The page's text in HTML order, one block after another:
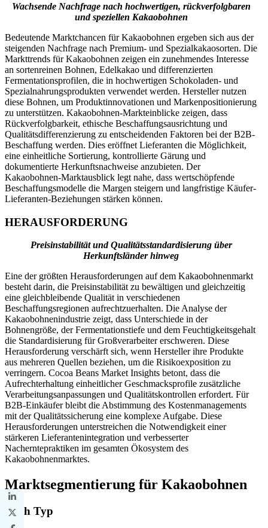
Wachsende Nachfrage nach hochwertigen, rückverfolgbaren
und speziellen Kakaobohnen
Bedeutende Marktchancen für Kakaobohnen ergeben sich aus der
steigenden Nachfrage nach Premium- und Spezialkakaosorten. Die
Markttrends für Kakaobohnen zeigen ein zunehmendes Interesse
an sortenreinen Bohnen, Edelkakao und differenzierten
Fermentationsprofilen, die in hochwertigen Schokoladen- und
Spezialnahrungsprodukten verwendet werden. Hersteller nutzen
diese Bohnen, um Produktinnovationen und Markenpositionierung
zu unterstützen. Kakaobohnen-Markteinblicke zeigen, dass
Rückverfolgbarkeit, ethische Beschaffungsausrichtung und
Qualitätsdifferenzierung zu entscheidenden Faktoren bei der B2B-
Beschaffung werden. Dies eröffnet Lieferanten die Möglichkeit,
eine einheitliche Sortierung, kontrollierte Gärung und
dokumentierte Herkunftsnachweise anzubieten. Der
Kakaobohnen-Marktausblick legt nahe, dass wertschöpfende
Beschaffungsmodelle die Margen steigern und langfristige Käufer-
Lieferanten-Beziehungen stärken können.
HERAUSFORDERUNG
Preisinstabilität und Qualitätsstandardisierung über
Herkunftsländer hinweg
Eine der größten Herausforderungen auf dem Kakaobohnenmarkt
besteht darin, die Preisinstabilität zu bewältigen und gleichzeitig
eine gleichbleibende Qualität in verschiedenen
Beschaffungsregionen aufrechtzuerhalten. Die Analyse der
Kakaobohnenindustrie zeigt, dass Unterschiede in der
Bohnengröße, der Fermentationstiefe und dem Feuchtigkeitsgehalt
die Standardisierung für Großverarbeiter erschweren. Diese
Herausforderung verschärft sich, wenn Hersteller ihre Produkte
aus mehreren Quellen beziehen, um die Risikoexposition zu
verringern. Cocoa Beans Market Insights betont, dass die
Aufrechterhaltung einheitlicher Geschmacksprofile zusätzliche
Verarbeitungsanpassungen und Qualitätskontrollen erfordert. Für
B2B-Einkäufer bleibt die Abstimmung des Kostenmanagements
mit der Qualitätssicherung eine komplexe Aufgabe. Diese
Herausforderungen unterstreichen die Notwendigkeit einer
stärkeren Lieferantenintegration und verbesserter
Nacherntepraktiken im gesamten Ökosystem des
Kakaobohnenmarktes.
Marktsegmentierung für Kakaobohnen
Nach Typ